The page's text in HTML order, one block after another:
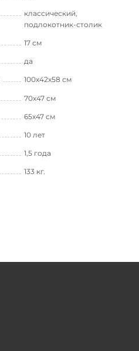
классический,
подлокотник-столик
17 см
да
100х42х58 см
70х47 см
65х47 см
10 лет
1,5 года
133 кг.